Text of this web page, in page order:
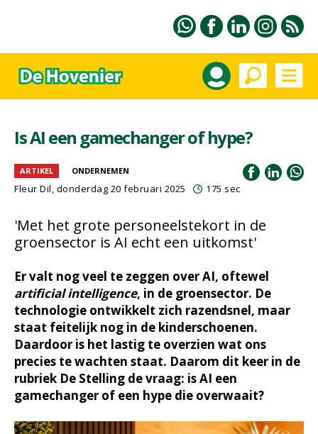
Is AI een gamechanger of hype?
ARTIKEL ONDERNEMEN
Fleur Dil, donderdag 20 februari 2025 175 sec
'Met het grote personeelstekort in de
groensector is AI echt een uitkomst'
Er valt nog veel te zeggen over AI, oftewel
artificial intelligence, in de groensector. De
technologie ontwikkelt zich razendsnel, maar
staat feitelijk nog in de kinderschoenen.
Daardoor is het lastig te overzien wat ons
precies te wachten staat. Daarom dit keer in de
rubriek De Stelling de vraag: is AI een
gamechanger of een hype die overwaait?